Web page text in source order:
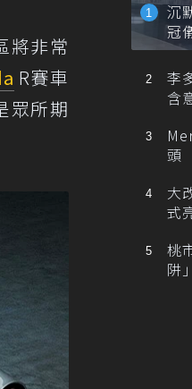
將非常
R賽車
眾所期
沉
冠
李
含
頭
大
式
桃
阱